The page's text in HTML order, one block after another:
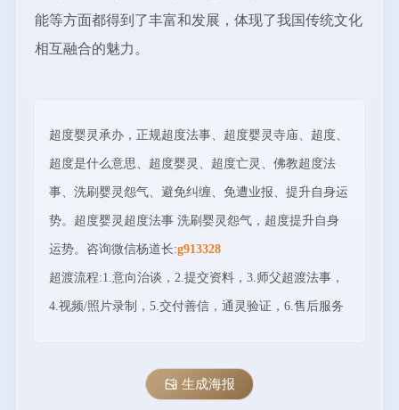
能等方面都得到了丰富和发展，体现了我国传统文化
相互融合的魅力。
超度婴灵承办，正规超度法事、超度婴灵寺庙、超度、
超度是什么意思、超度婴灵、超度亡灵、佛教超度法
事、洗刷婴灵怨气、避免纠缠、免遭业报、提升自身运
势。超度婴灵超度法事 洗刷婴灵怨气，超度提升自身
运势。咨询微信杨道长:g913328
超渡流程:1.意向治谈，2.提交资料，3.师父超渡法事，
4.视频/照片录制，5.交付善信，通灵验证，6.售后服务
生成海报